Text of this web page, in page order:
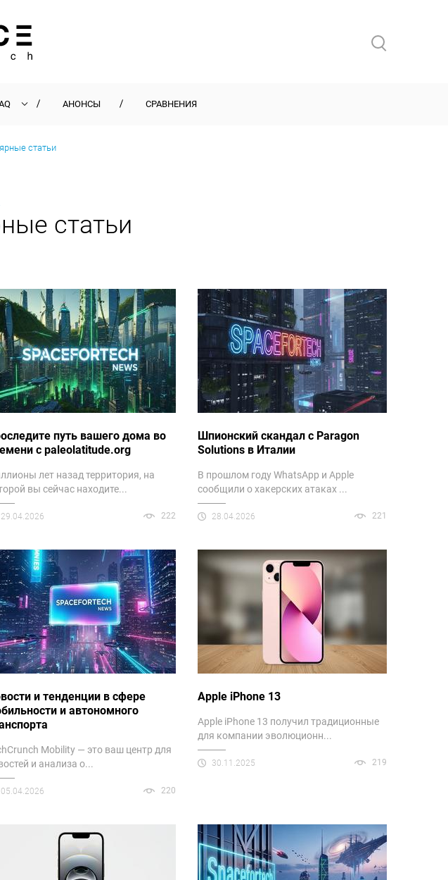
АНОНСЫ СРАВНЕНИЯ
статьи
статьи
путь вашего дома во
с paleolatitude.org
лет назад территория, на
вы сейчас находите...
29.04.2026 222
Шпионский скандал с Paragon
Solutions в Италии
В прошлом году WhatsApp и Apple
сообщили о хакерских атаках ...
28.04.2026 221
и тенденции в сфере
и автономного
Mobility — это ваш центр для
и анализа о...
05.04.2026 220
Apple iPhone 13
Apple iPhone 13 получил традиционные
для компании эволюционн...
30.11.2025 219